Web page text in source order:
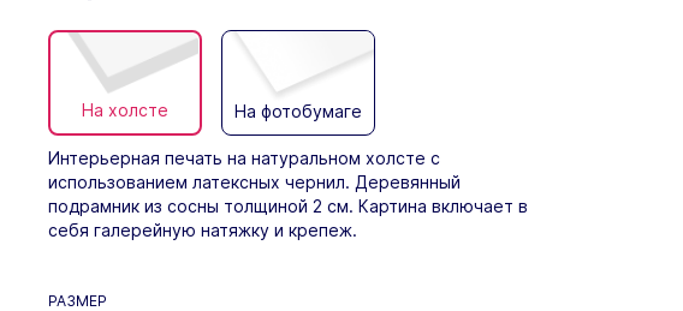
На холсте На фотобумаге
Интерьерная печать на натуральном холсте с
использованием латексных чернил. Деревянный
подрамник из сосны толщиной 2 см. Картина включает в
себя галерейную натяжку и крепеж.
РАЗМЕР